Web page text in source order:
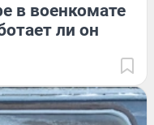
в военкомате
ли он